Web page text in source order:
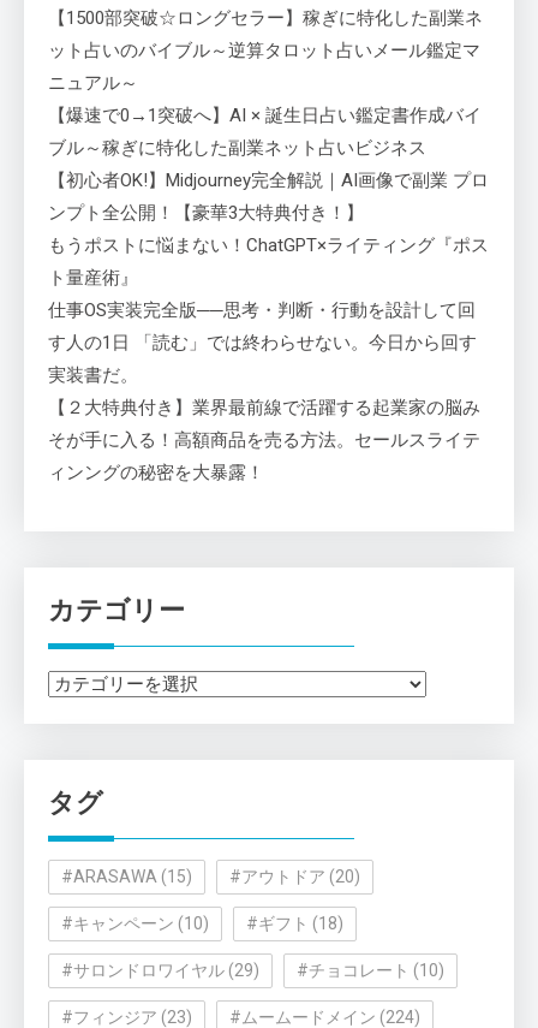
【1500部突破☆ロングセラー】稼ぎに特化した副業ネ
ット占いのバイブル～逆算タロット占いメール鑑定マ
ニュアル～
【爆速で0→1突破へ】AI × 誕生日占い鑑定書作成バイ
ブル～稼ぎに特化した副業ネット占いビジネス
【初心者OK!】Midjourney完全解説｜AI画像で副業 プロ
ンプト全公開！【豪華3大特典付き！】
もうポストに悩まない！ChatGPT×ライティング『ポス
ト量産術』
仕事OS実装完全版──思考・判断・行動を設計して回
す人の1日 「読む」では終わらせない。今日から回す
実装書だ。
【２大特典付き】業界最前線で活躍する起業家の脳み
そが手に入る！高額商品を売る方法。セールスライテ
ィンングの秘密を大暴露！
カテゴリー
カ
ー
タグ
#ARASAWA (15) #アウトドア (20)
#キャンペーン (10) #ギフト (18)
#サロンドロワイヤル (29) #チョコレート (10)
#フィンジア (23) #ムームードメイン (224)